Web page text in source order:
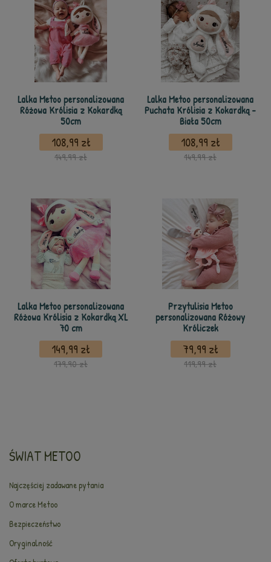
Lalka Metoo personalizowana
Różowa Królisia z Kokardką
50cm
108,99 zł
149,99 zł
Lalka Metoo personalizowana
Puchata Królisia z Kokardką -
Biała 50cm
108,99 zł
149,99 zł
Lalka Metoo personalizowana
Różowa Królisia z Kokardką XL
70 cm
149,99 zł
179,90 zł
Przytulisia Metoo
personalizowana Różowy
Króliczek
79,99 zł
119,99 zł
ŚWIAT METOO
Najczęściej zadawane pytania
O marce Metoo
Bezpieczeństwo
Oryginalność